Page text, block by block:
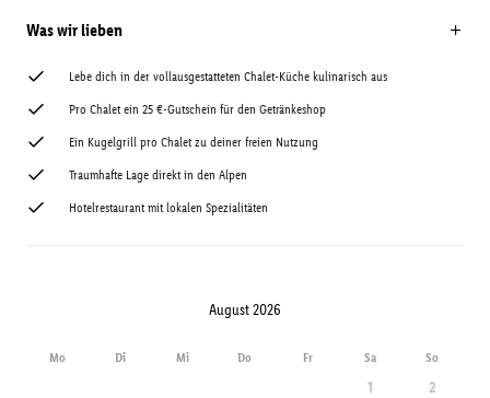
Was wir lieben
Lebe dich in der vollausgestatteten Chalet-Küche kulinarisch aus
Pro Chalet ein 25 €-Gutschein für den Getränkeshop
Ein Kugelgrill pro Chalet zu deiner freien Nutzung
Traumhafte Lage direkt in den Alpen
Hotelrestaurant mit lokalen Spezialitäten
August 2026
Mo Di Mi Do Fr Sa So
1
2